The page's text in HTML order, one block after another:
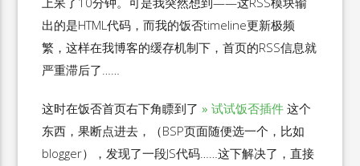
出的是HTML代码，而我的饭否timeline更新极频
繁，这样在我博客的缓存机制下，首页的RSS信息就
严重滞后了……
这时在饭否首页右下角瞟到了 » 试试饭否插件 这个
东西，果断点进去，（BSP页面随便选一个，比如
blogger），发现了一段JS代码……这下解决了，直接